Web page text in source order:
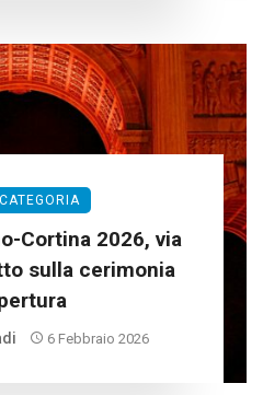
Cortina 2026, via
sulla cerimonia
6 Febbraio 2026